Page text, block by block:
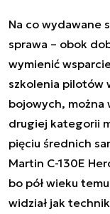
Na co wydawane
sprawa – obok
wymienić
szkolenia pilotów
bojowych, można
drugiej kategorii
pięciu średnich
Martin C-130E
bo pół wieku
widział jak